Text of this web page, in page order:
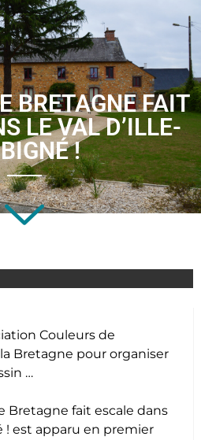
BRETAGNE FAIT
LE VAL D’ILLE-
!
Couleurs de
Bretagne pour organiser
…
Bretagne fait escale dans
! est apparu en premier